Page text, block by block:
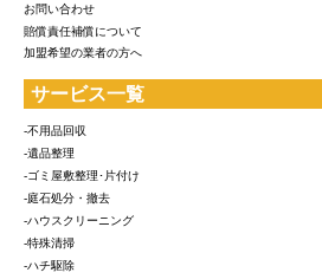
お問い合わせ
賠償責任補償について
加盟希望の業者の方へ
サービス一覧
-不用品回収
-遺品整理
-ゴミ屋敷整理･片付け
-庭石処分・撤去
-ハウスクリーニング
-特殊清掃
-ハチ駆除